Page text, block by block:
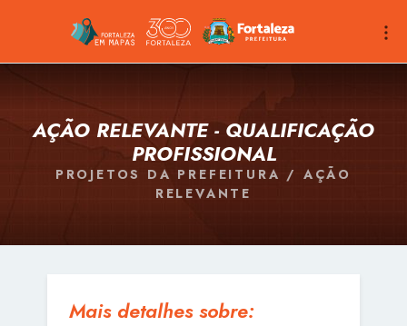
AÇÃO RELEVANTE - QUALIFICAÇÃO
PROFISSIONAL
PROJETOS DA PREFEITURA / AÇÃO
RELEVANTE
Mais detalhes sobre: